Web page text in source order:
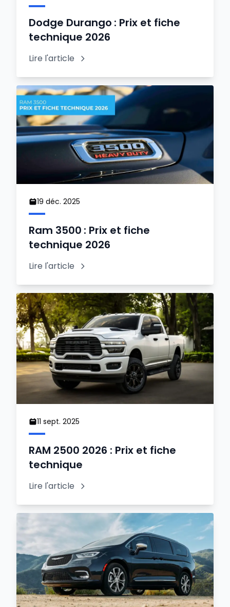
Dodge Durango : Prix et fiche
technique 2026
Lire l'article
19 déc. 2025
Ram 3500 : Prix et fiche
technique 2026
Lire l'article
11 sept. 2025
RAM 2500 2026 : Prix et fiche
technique
Lire l'article